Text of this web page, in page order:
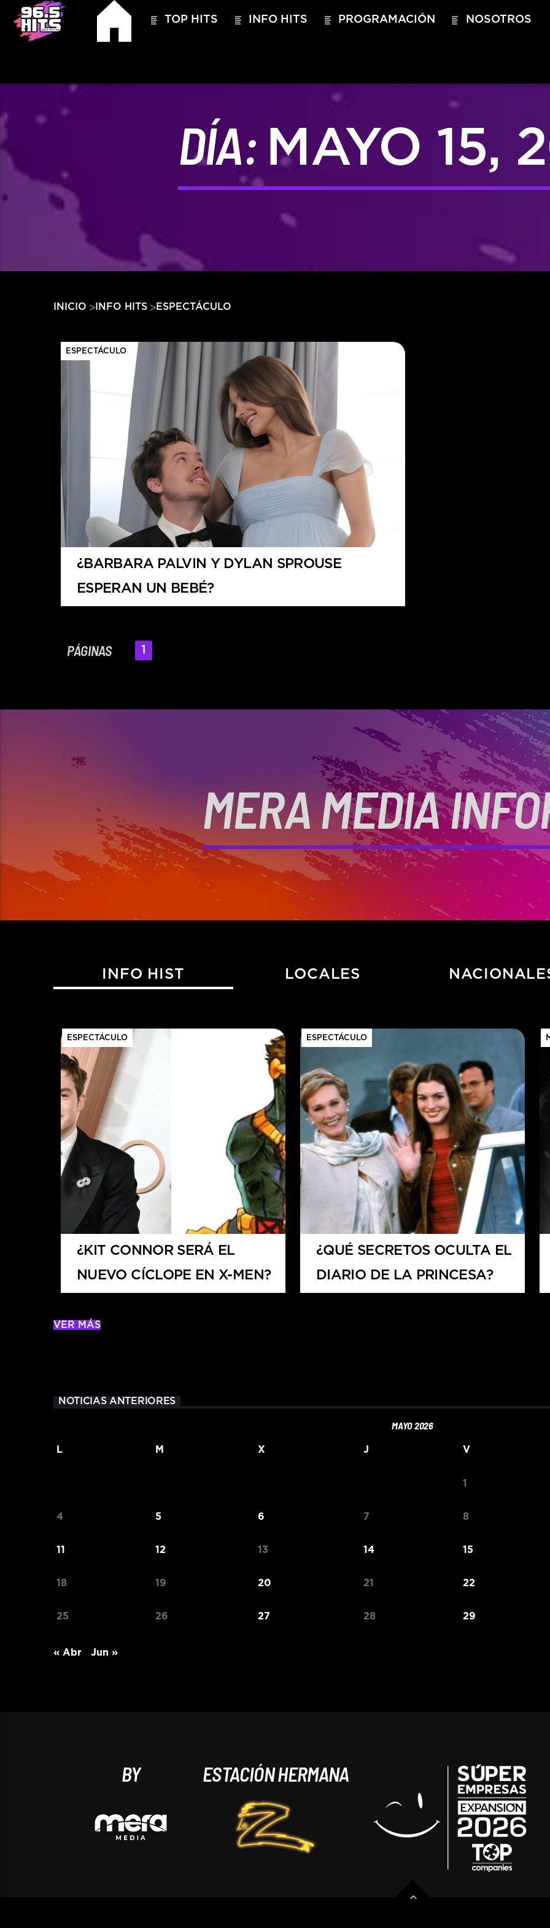
TOP HITS INFO HITS PROGRAMACIÓN NOSOTROS
HITS – 96.5 FM
DÍA: MAYO 15,
INICIO INFO HITS ESPECTÁCULO
ESPECTÁCULO
¿BARBARA PALVIN Y DYLAN SPROUSE
ESPERAN UN BEBÉ?
PÁGINAS 1
MERA MEDIA
INFO HIST LOCALES
ESPECTÁCULO
¿KIT CONNOR SERÁ EL
NUEVO CÍCLOPE EN X-MEN?
ESPECTÁCULO
¿QUÉ SECRETOS OCULTA EL
DIARIO DE LA PRINCESA?
VER MÁS
NOTICIAS ANTERIORES
MAYO 2026
L M X J V
1
4 5 6 7 8
11 12 13 14 15
18 19 20 21 22
25 26 27 28 29
« Abr Jun »
BY ESTACIÓN HERMANA